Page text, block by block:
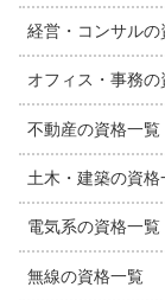
経営・コンサルの
オフィス・事務の
不動産の資格一覧
土木・建築の資格
電気系の資格一覧
無線の資格一覧